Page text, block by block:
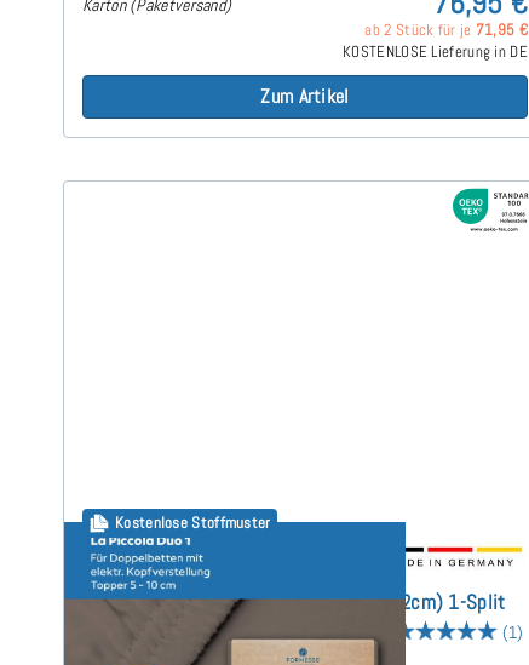
ab 2 Stück für je 71,95 €
KOSTENLOSE Lieferung in DE
Zum Artikel
Kostenlose Stoffmuster
Bella Gracia La Piccola DUO1 (bis 12cm) 1-Split
Topper Spannbettlaken 180x200 cm
(1)